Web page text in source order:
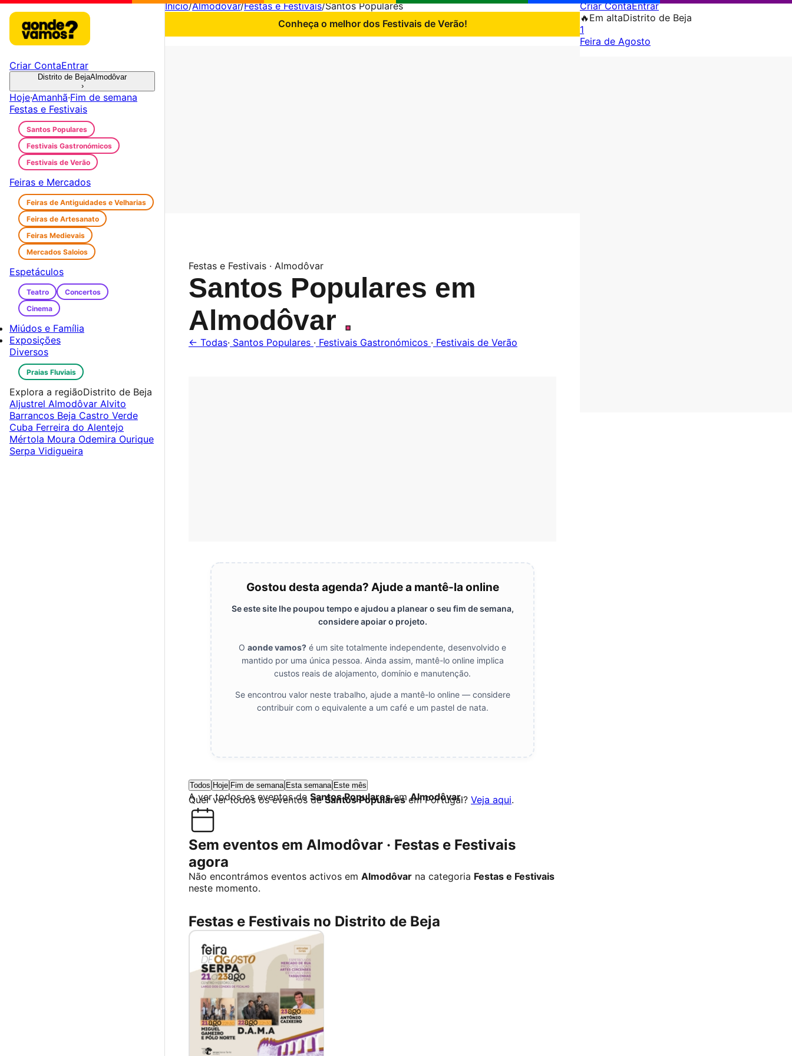
Início/Almodôvar/Festas e Festivais/Santos Populares
Conheça o melhor dos Festivais de Verão!
Festas e Festivais · Almodôvar
Santos Populares em
Almodôvar .
← Todas· Santos Populares · Festivais Gastronómicos · Festivais de Verão
Gostou desta agenda? Ajude a mantê-la online
Se este site lhe poupou tempo e ajudou a planear o seu fim de semana,
considere apoiar o projeto.
O aonde vamos? é um site totalmente independente, desenvolvido e
mantido por uma única pessoa. Ainda assim, mantê-lo online implica
custos reais de alojamento, domínio e manutenção.
Se encontrou valor neste trabalho, ajude a mantê-lo online — considere
contribuir com o equivalente a um café e um pastel de nata.
Todos Hoje Fim de semana Esta semana Este mês
A ver todos os eventos de Santos PopularesemAlmodôvar.
Quer ver todos os eventos deSantos Popularesem Portugal? Veja aqui.
Sem eventos em Almodôvar · Festas e Festivais
agora
Não encontrámos eventos activos em Almodôvar na categoria Festas e Festivais
neste momento.
Festas e Festivais no Distrito de Beja
Criar ContaEntrar
🔥 Em altaDistrito de Beja
1
Feira de Agosto
Criar ContaEntrar
Distrito de BejaAlmodôvar
›
Hoje·Amanhã·Fim de semana
Festas e Festivais
Santos Populares
Festivais Gastronómicos
Festivais de Verão
Feiras e Mercados
Feiras de Antiguidades e Velharias
Feiras de Artesanato
Feiras Medievais
Mercados Saloios
Espetáculos
Teatro
Concertos
Cinema
Miúdos e Família
Exposições
Diversos
Praias Fluviais
Explora a regiãoDistrito de Beja
Aljustrel Almodôvar Alvito
Barrancos Beja Castro Verde
Cuba Ferreira do Alentejo
Mértola Moura Odemira Ourique
Serpa Vidigueira